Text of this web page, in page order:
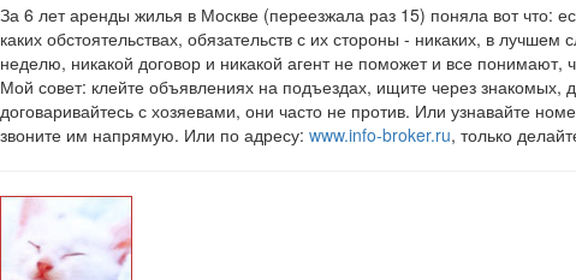
За 6 лет аренды жилья в Москве (переезжала раз 15) поняла вот что:
каких обстоятельствах, обязательств с их стороны - никаких, в
неделю, никакой договор и никакой агент не поможет и все понимают,
Мой совет: клейте объявлениях на подъездах, ищите через
договаривайтесь с хозяевами, они часто не против. Или узнавайте
звоните им напрямую. Или по адресу: www.info-broker.ru, только